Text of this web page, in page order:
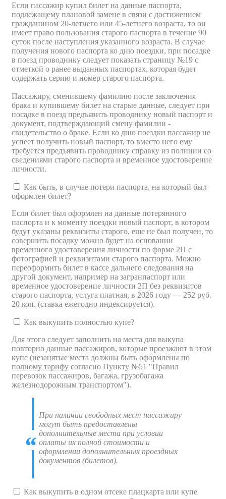
Если пассажир купил билет на данные паспорта,
подлежащему плановой замене в связи с достижением
гражданином 20-летнего или 45-летнего возраста, то он
имеет право пользования старого паспорта в течение 90
суток после наступления указанного возраста. В случае
получения нового паспорта ко дню поездки, при посадке
в поезд проводнику следует показать страницу №19 с
отметкой о ранее выданных паспортах, которая будет
содержать серию и номер старого паспорта.
Пассажиру, сменившему фамилию после заключения
брака и купившему билет на старые данные, следует при
посадке в поезд предъявить проводнику новый паспорт и
документ, подтверждающий смену фамилии -
свидетельство о браке. Если ко дню поездки пассажир не
успеет получить новый паспорт, то вместо него ему
требуется предъявить проводнику справку из полиции со
сведениями старого паспорта и временное удостоверение
личности.
Как быть, в случае потери паспорта, на который был
оформлен билет?
Если билет был оформлен на данные потерянного
паспорта и к моменту поездки новый паспорт, в котором
будут указаны реквизиты старого, еще не был получен, то
совершить посадку можно будет на основании
временного удостоверения личности по форме 2П с
фотографией и реквизитами старого паспорта. Можно
переоформить билет в кассе дальнего следования на
другой документ, например на загранпаспорт или
временное удостоверение личности 2П без реквизитов
старого паспорта, услуга платная, в 2026 году — 252 руб.
20 коп. (ставка ежегодно индексируется).
Как выкупить полностью купе?
Для этого следует заполнить на места для выкупа
повторно данные пассажиров, которые проезжают в этом
купе (незанятые места должны быть оформлены по
полному тарифу согласно Пункту №51 "Правил
перевозок пассажиров, багажа, грузобагажа
железнодорожным транспортом").
При наличии свободных мест пассажиру
могут быть предоставлены
дополнительные места при условии
оплаты их полной стоимости и
оформлении дополнительных проездных
документов (билетов).
Как выкупить в одном отсеке плацкарта или купе